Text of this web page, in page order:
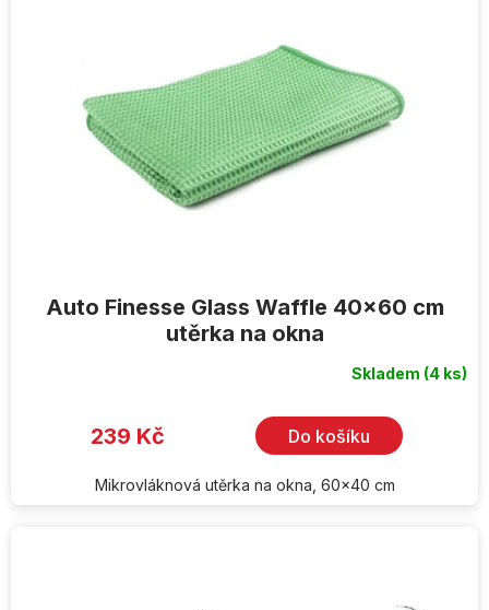
Auto Finesse Glass Waffle 40x60 cm
utěrka na okna
Skladem (4 ks)
239 Kč Do košíku
Mikrovláknová utěrka na okna, 60x40 cm